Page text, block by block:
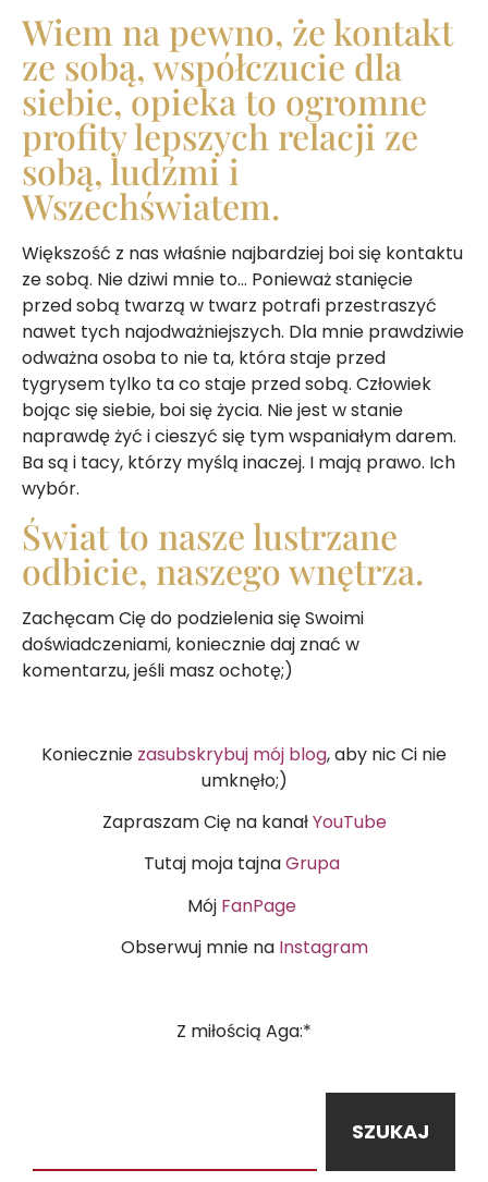
Wiem na pewno, że kontakt
ze sobą, współczucie dla
siebie, opieka to ogromne
profity lepszych relacji ze
sobą, ludźmi i
Wszechświatem.
Większość z nas właśnie najbardziej boi się kontaktu
ze sobą. Nie dziwi mnie to… Ponieważ stanięcie
przed sobą twarzą w twarz potrafi przestraszyć
nawet tych najodważniejszych. Dla mnie prawdziwie
odważna osoba to nie ta, która staje przed
tygrysem tylko ta co staje przed sobą. Człowiek
bojąc się siebie, boi się życia. Nie jest w stanie
naprawdę żyć i cieszyć się tym wspaniałym darem.
Ba są i tacy, którzy myślą inaczej. I mają prawo. Ich
wybór.
Świat to nasze lustrzane
odbicie, naszego wnętrza.
Zachęcam Cię do podzielenia się Swoimi
doświadczeniami, koniecznie daj znać w
komentarzu, jeśli masz ochotę;)
Koniecznie zasubskrybuj mój blog, aby nic Ci nie
umknęło;)
Zapraszam Cię na kanałYouTube
Tutaj moja tajnaGrupa
Mój FanPage
Obserwuj mnie na Instagram
Z miłością Aga:*
SZUKAJ